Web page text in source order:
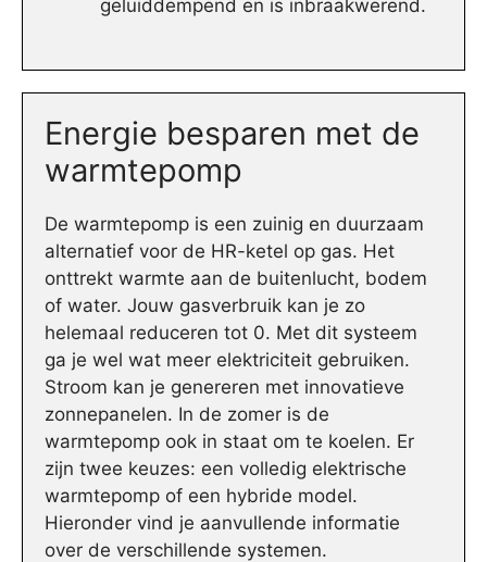
geluiddempend en is inbraakwerend.
Energie besparen met de
warmtepomp
De warmtepomp is een zuinig en duurzaam
alternatief voor de HR-ketel op gas. Het
onttrekt warmte aan de buitenlucht, bodem
of water. Jouw gasverbruik kan je zo
helemaal reduceren tot 0. Met dit systeem
ga je wel wat meer elektriciteit gebruiken.
Stroom kan je genereren met innovatieve
zonnepanelen. In de zomer is de
warmtepomp ook in staat om te koelen. Er
zijn twee keuzes: een volledig elektrische
warmtepomp of een hybride model.
Hieronder vind je aanvullende informatie
over de verschillende systemen.